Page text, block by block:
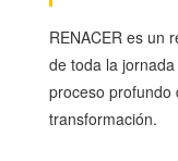
RENACER es un
de toda la
proceso profundo
transformación.